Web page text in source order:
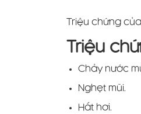
Triệu chứng
Triệu
Chảy nước
Nghẹt mũi.
Hắt hơi.